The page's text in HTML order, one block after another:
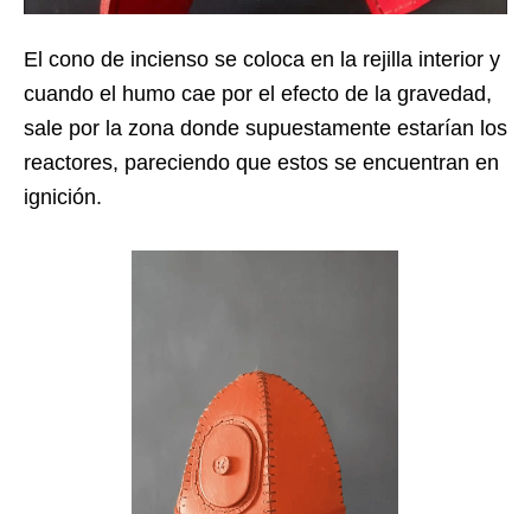
El cono de incienso se coloca en la rejilla interior y
cuando el humo cae por el efecto de la gravedad,
sale por la zona donde supuestamente estarían los
reactores, pareciendo que estos se encuentran en
ignición.